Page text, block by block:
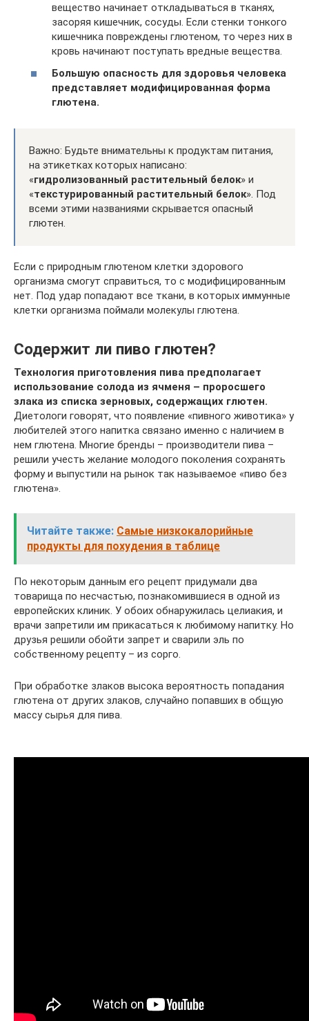
вещество начинает откладываться в тканях,
засоряя кишечник, сосуды. Если стенки тонкого
кишечника повреждены глютеном, то через них в
кровь начинают поступать вредные вещества.
Большую опасность для здоровья человека
представляет модифицированная форма
глютена.
Важно: Будьте внимательны к продуктам питания,
на этикетках которых написано:
«гидролизованный растительный белок» и
«текстурированный растительный белок». Под
всеми этими названиями скрывается опасный
глютен.
Если с природным глютеном клетки здорового
организма смогут справиться, то с модифицированным
нет. Под удар попадают все ткани, в которых иммунные
клетки организма поймали молекулы глютена.
Содержит ли пиво глютен?
Технология приготовления пива предполагает
использование солода из ячменя – проросшего
злака из списка зерновых, содержащих глютен.
Диетологи говорят, что появление «пивного животика» у
любителей этого напитка связано именно с наличием в
нем глютена. Многие бренды – производители пива –
решили учесть желание молодого поколения сохранять
форму и выпустили на рынок так называемое «пиво без
глютена».
Читайте также: Самые низкокалорийные
продукты для похудения в таблице
По некоторым данным его рецепт придумали два
товарища по несчастью, познакомившиеся в одной из
европейских клиник. У обоих обнаружилась целиакия, и
врачи запретили им прикасаться к любимому напитку. Но
друзья решили обойти запрет и сварили эль по
собственному рецепту – из сорго.
При обработке злаков высока вероятность попадания
глютена от других злаков, случайно попавших в общую
массу сырья для пива.